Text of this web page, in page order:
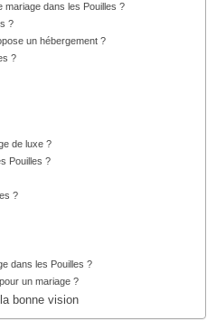
mariage dans les Pouilles ?
?
un hébergement ?
?
de luxe ?
Pouilles ?
?
dans les Pouilles ?
un mariage ?
bonne vision